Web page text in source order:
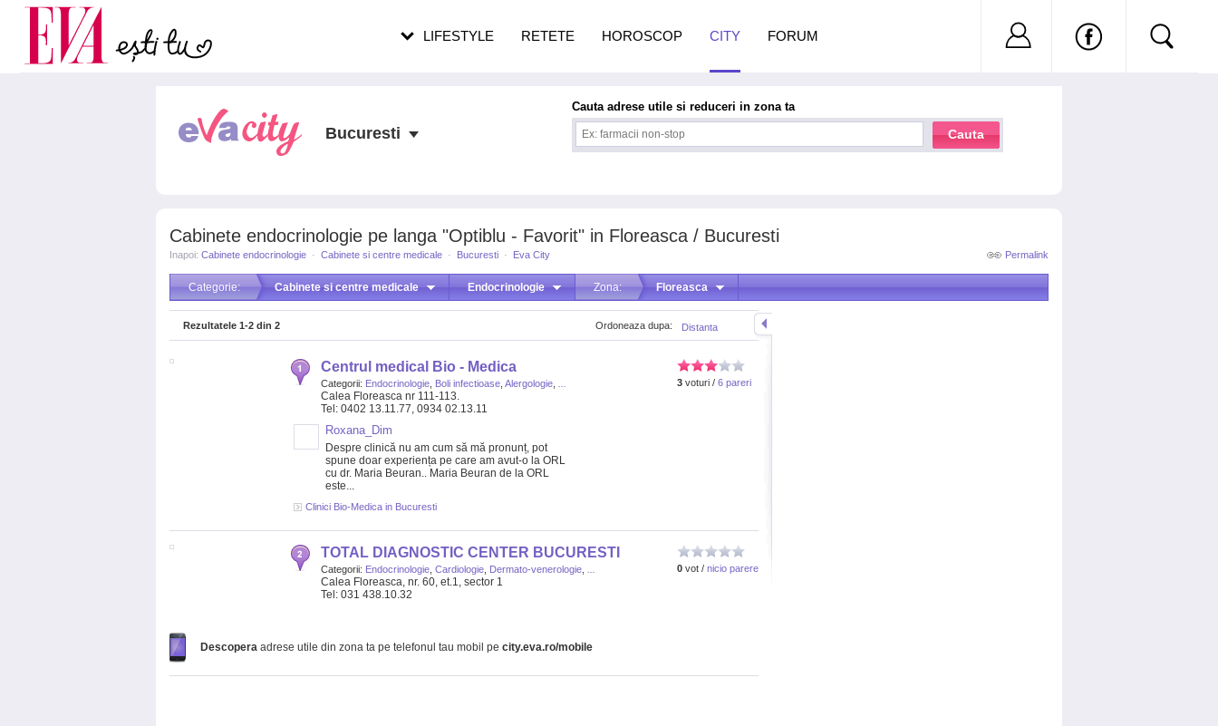
Cabinete endocrinologie pe langa "Optiblu - Favorit" in Floreasca / Bucuresti
Permalink
Inapoi: Cabinete endocrinologie · Cabinete si centre medicale · Bucuresti · Eva City
Categorie: Cabinete si centre medicale Endocrinologie Zona: Floreasca
Distanta
Ordoneaza dupa:
Rezultatele 1-2 din 2
3 voturi / 6 pareri
Centrul medical Bio - Medica
Categorii: Endocrinologie Boli infectioase Alergologie
Calea Floreasca nr 111-113.
Tel: 0402 13.11.77, 0934 02.13.11
Roxana_Dim
Despre clinică nu am cum să mă pronunț, pot
spune doar experiența pe care am avut-o la ORL
cu dr. Maria Beuran.. Maria Beuran de la ORL
este...
Clinici Bio-Medica in Bucuresti
0 vot / nicio parere
TOTAL DIAGNOSTIC CENTER BUCURESTI
Categorii: Endocrinologie Cardiologie Dermato-venerologie
Calea Floreasca, nr. 60, et.1, sector 1
Tel: 031 438.10.32
Descopera adrese utile din zona ta pe telefonul tau mobil pe city.eva.ro/mobile
Bucuresti
Cauta adrese utile si reduceri in zona ta
Cauta
LIFESTYLE RETETE HOROSCOP CITY FORUM Nu ai cont?
Carieră
Actualitate